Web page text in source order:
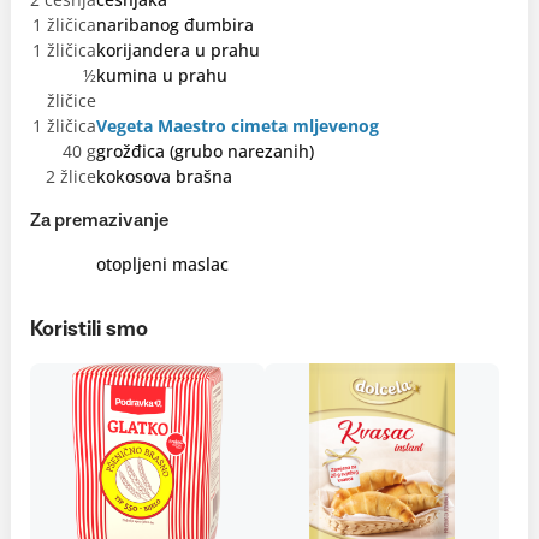
1 žličicanaribanog đumbira
1 žličicakorijandera u prahu
½
žličice
kumina u prahu
1 žličicaVegeta Maestro cimeta mljevenog
40 ggrožđica (grubo narezanih)
2 žlicekokosova brašna
Za premazivanje
otopljeni maslac
Koristili smo